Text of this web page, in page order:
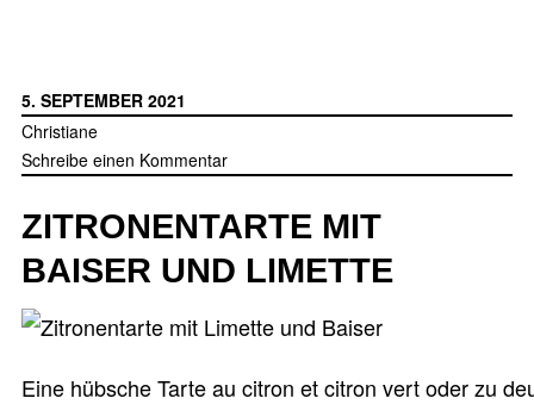
Ziegenfrischkäse“
5. SEPTEMBER 2021
Christiane
Schreibe einen Kommentar
ZITRONENTARTE MIT
BAISER UND LIMETTE
Eine hübsche Tarte au citron et citron vert oder zu